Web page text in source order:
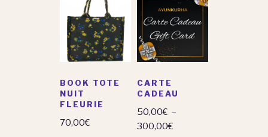
BOOK TOTE
NUIT
FLEURIE
70,00€
CARTE
CADEAU
50,00€ –
300,00€